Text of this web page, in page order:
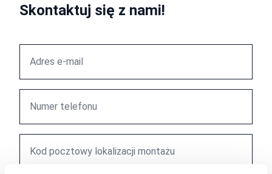
Skontaktuj się z nami!